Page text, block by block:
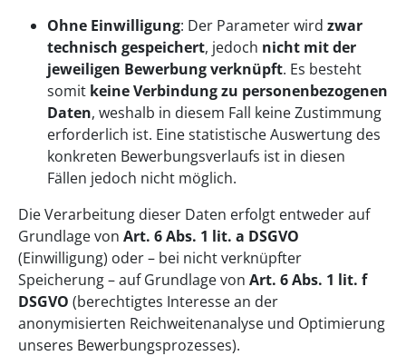
Ohne Einwilligung: Der Parameter wird zwar
technisch gespeichert, jedoch nicht mit der
jeweiligen Bewerbung verknüpft. Es besteht
somit keine Verbindung zu personenbezogenen
Daten, weshalb in diesem Fall keine Zustimmung
erforderlich ist. Eine statistische Auswertung des
konkreten Bewerbungsverlaufs ist in diesen
Fällen jedoch nicht möglich.
Die Verarbeitung dieser Daten erfolgt entweder auf
Grundlage von Art. 6 Abs. 1 lit. a DSGVO
(Einwilligung) oder – bei nicht verknüpfter
Speicherung – auf Grundlage von Art. 6 Abs. 1 lit. f
DSGVO (berechtigtes Interesse an der
anonymisierten Reichweitenanalyse und Optimierung
unseres Bewerbungsprozesses).